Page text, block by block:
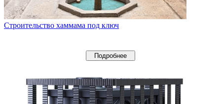
Строительство хаммама под ключ
Подробнее